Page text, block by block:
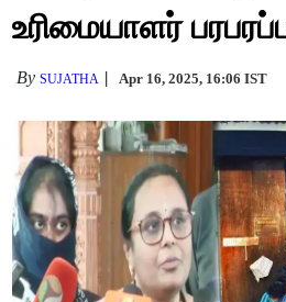
உரிமையாளர்
BySUJATHA Apr 16, 2025, 16:06 IST